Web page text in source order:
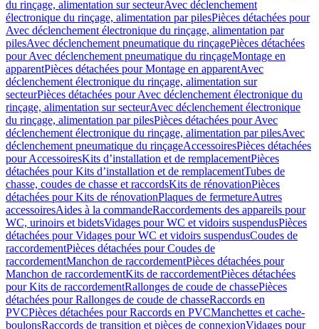
du rinçage, alimentation sur secteurAvec déclenchement
électronique du rinçage, alimentation par pilesPièces détachées pour
Avec déclenchement électronique du rinçage, alimentation par
pilesAvec déclenchement pneumatique du rinçagePièces détachées
pour Avec déclenchement pneumatique du rinçageMontage en
apparentPièces détachées pour Montage en apparentAvec
déclenchement électronique du rinçage, alimentation sur
secteurPièces détachées pour Avec déclenchement électronique du
rinçage, alimentation sur secteurAvec déclenchement électronique
du rinçage, alimentation par pilesPièces détachées pour Avec
déclenchement électronique du rinçage, alimentation par pilesAvec
déclenchement pneumatique du rinçageAccessoiresPièces détachées
pour AccessoiresKits d’installation et de remplacementPièces
détachées pour Kits d’installation et de remplacementTubes de
chasse, coudes de chasse et raccordsKits de rénovationPièces
détachées pour Kits de rénovationPlaques de fermetureAutres
accessoiresAides à la commandeRaccordements des appareils pour
WC, urinoirs et bidetsVidages pour WC et vidoirs suspendusPièces
détachées pour Vidages pour WC et vidoirs suspendusCoudes de
raccordementPièces détachées pour Coudes de
raccordementManchon de raccordementPièces détachées pour
Manchon de raccordementKits de raccordementPièces détachées
pour Kits de raccordementRallonges de coude de chassePièces
détachées pour Rallonges de coude de chasseRaccords en
PVCPièces détachées pour Raccords en PVCManchettes et cache-
boulonsRaccords de transition et pièces de connexionVidages pour